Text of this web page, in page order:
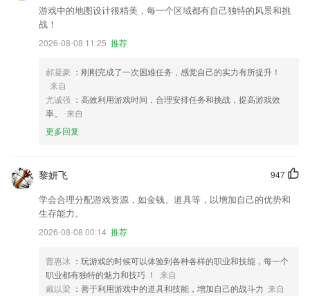
游戏中的地图设计很精美，每一个区域都有自己独特的风景和挑
战！
2026-08-08 11:25 推荐
郝凝豪 ：刚刚完成了一次困难任务，感觉自己的实力有所提升！
来自
尤诚强 ：高效利用游戏时间，合理安排任务和挑战，提高游戏效
率。
来自
更多回复
947
黎妍飞
学会合理分配游戏资源，如金钱、道具等，以增加自己的优势和
生存能力。
2026-08-08 00:14 推荐
曹惠冰 ：玩游戏的时候可以体验到各种各样的职业和技能，每一个
职业都有独特的魅力和技巧 ！
来自
戴以梁 ：善于利用游戏中的道具和技能，增加自己的战斗力 来自